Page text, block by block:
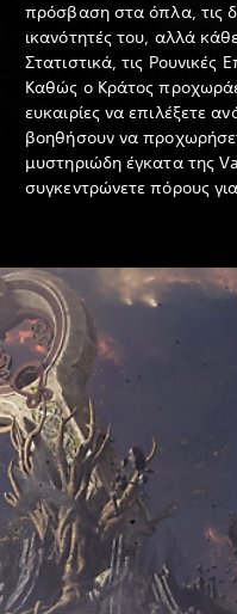
πρόσβαση στα όπλα, τις
ικανότητές του, αλλά
Στατιστικά, τις Ρουνικές
Καθώς ο Κράτος
ευκαιρίες να επιλέξετε
βοηθήσουν να
μυστηριώδη έγκατα της
συγκεντρώνετε πόρους